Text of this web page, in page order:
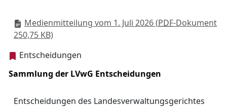
Medienmitteilung vom 1. Juli 2026(PDF-Dokument
250,75 KB)
Entscheidungen
Sammlung der LVwG Entscheidungen
Entscheidungen des Landesverwaltungsgerichtes